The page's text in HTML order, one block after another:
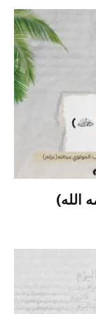
الله)